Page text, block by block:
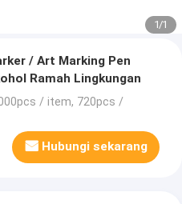
1/1
/ Art Marking Pen
Ramah Lingkungan
/ item, 720pcs /
Hubungi sekarang